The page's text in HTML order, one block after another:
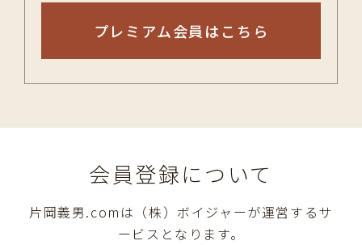
プレミアム会員はこちら
会員登録について
片岡義男.comは（株）ボイジャーが運営するサ
ービスとなります。